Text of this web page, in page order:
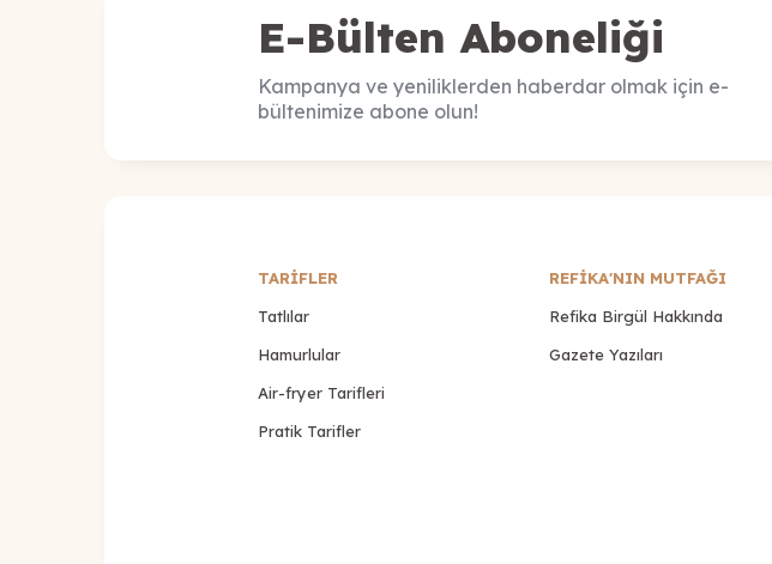
E-Bülten Aboneliği
Kampanya ve yeniliklerden haberdar olmak için e-
bültenimize abone olun!
TARİFLER
Tatlılar
Hamurlular
Air-fryer Tarifleri
Pratik Tarifler
REFİKA'NIN MUTFAĞI
Refika Birgül Hakkında
Gazete Yazıları